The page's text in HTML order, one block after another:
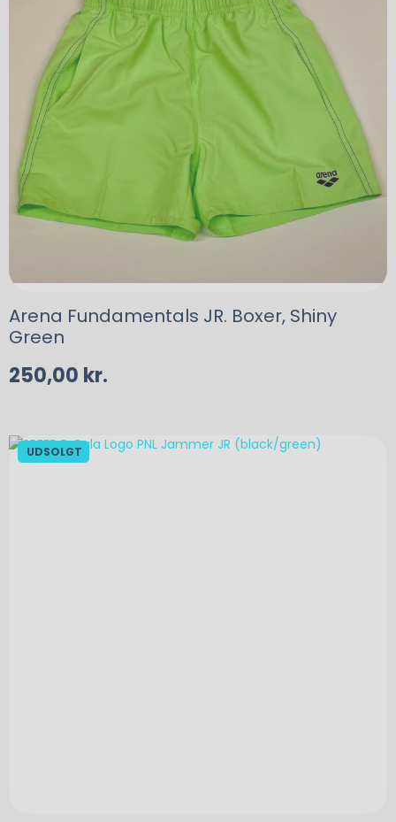
Arena Fundamentals JR. Boxer, Shiny
Green
250,00 kr.
UDSOLGT